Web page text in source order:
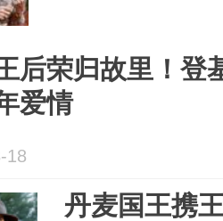
后荣归故里！登
爱情
18
丹麦国王携